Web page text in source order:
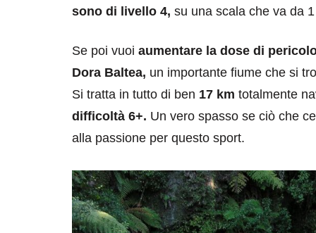
sono di livello 4, su una scala che va da
Se poi vuoi aumentare la dose di
Dora Baltea, un importante fiume che si
Si tratta in tutto di ben 17 km totalmente
difficoltà 6+. Un vero spasso se ciò che
alla passione per questo sport.